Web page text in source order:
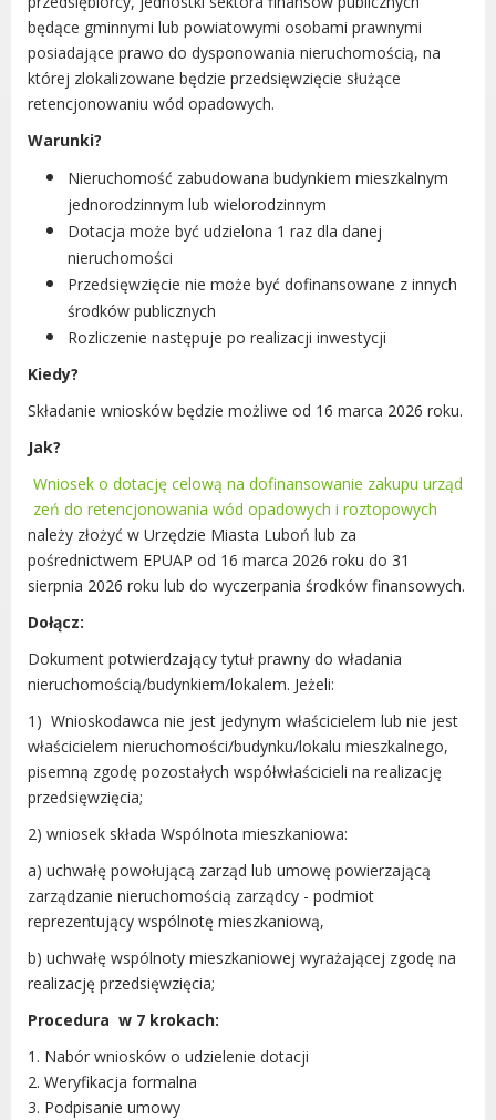
będące gminnymi lub powiatowymi osobami prawnymi
posiadające prawo do dysponowania nieruchomością, na
której zlokalizowane będzie przedsięwzięcie służące
retencjonowaniu wód opadowych.
Warunki?
Nieruchomość zabudowana budynkiem mieszkalnym
jednorodzinnym lub wielorodzinnym
Dotacja może być udzielona 1 raz dla danej
nieruchomości
Przedsięwzięcie nie może być dofinansowane z innych
środków publicznych
Rozliczenie następuje po realizacji inwestycji
Kiedy?
Składanie wniosków będzie możliwe od 16 marca 2026 roku.
Jak?
Wniosek o dotację celową na dofinansowanie zakupu urząd
zeń do retencjonowania wód opadowych i roztopowych
należy złożyć w Urzędzie Miasta Luboń lub za
pośrednictwem EPUAP od 16 marca 2026 roku do 31
sierpnia 2026 roku lub do wyczerpania środków finansowych.
Dołącz:
Dokument potwierdzający tytuł prawny do władania
nieruchomością/budynkiem/lokalem. Jeżeli:
1) Wnioskodawca nie jest jedynym właścicielem lub nie jest
właścicielem nieruchomości/budynku/lokalu mieszkalnego,
pisemną zgodę pozostałych współwłaścicieli na realizację
przedsięwzięcia;
2) wniosek składa Wspólnota mieszkaniowa:
a) uchwałę powołującą zarząd lub umowę powierzającą
zarządzanie nieruchomością zarządcy - podmiot
reprezentujący wspólnotę mieszkaniową,
b) uchwałę wspólnoty mieszkaniowej wyrażającej zgodę na
realizację przedsięwzięcia;
Procedura w 7 krokach:
1. Nabór wniosków o udzielenie dotacji
2. Weryfikacja formalna
3. Podpisanie umowy